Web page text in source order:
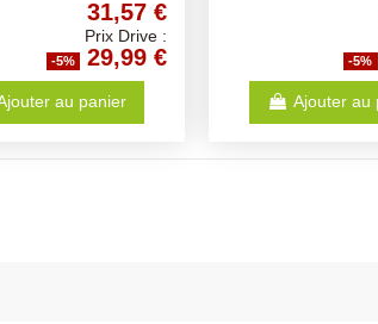
31,57 €
Prix Drive :
-5% 29,99 €
au panier
-5%
Ajouter au